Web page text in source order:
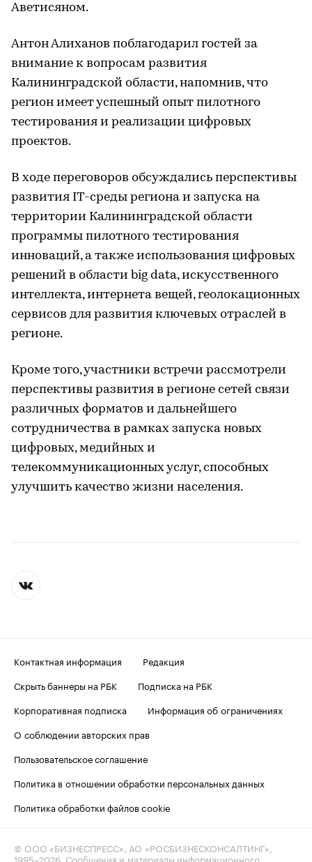
Аветисяном.
Антон Алиханов поблагодарил гостей за
внимание к вопросам развития
Калининградской области, напомнив, что
регион имеет успешный опыт пилотного
тестирования и реализации цифровых
проектов.
В ходе переговоров обсуждались перспективы
развития IT-среды региона и запуска на
территории Калининградской области
программы пилотного тестирования
инноваций, а также использования цифровых
решений в области big data, искусственного
интеллекта, интернета вещей, геолокационных
сервисов для развития ключевых отраслей в
регионе.
Кроме того, участники встречи рассмотрели
перспективы развития в регионе сетей связи
различных форматов и дальнейшего
сотрудничества в рамках запуска новых
цифровых, медийных и
телекоммуникационных услуг, способных
улучшить качество жизни населения.
Контактная информация
Редакция
Скрыть баннеры на РБК
Подписка на РБК
Корпоративная подписка
Информация об ограничениях
О соблюдении авторских прав
Пользовательское соглашение
Политика в отношении обработки персональных данных
Политика обработки файлов cookie
© ООО «БИЗНЕСПРЕСС», АО «РОСБИЗНЕСКОНСАЛТИНГ»,
1995–2026 . Сообщения и материалы информационного